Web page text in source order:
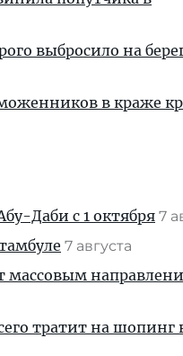
выбросило на
в краже
Даби с 1 октября 7
7 августа
массовым
тратит на шопинг